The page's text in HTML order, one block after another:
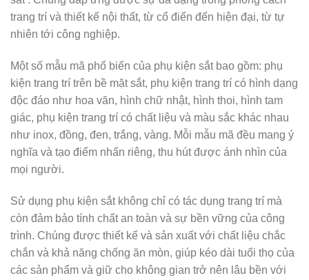
trang trí và thiết kế nội thất, từ cổ điển đến hiện đại, từ tự
nhiên tới công nghiệp.
Một số mẫu mã phổ biến của phụ kiện sắt bao gồm: phụ
kiện trang trí trên bề mặt sắt, phụ kiện trang trí có hình dạng
độc đáo như hoa văn, hình chữ nhật, hình thoi, hình tam
giác, phụ kiện trang trí có chất liệu và màu sắc khác nhau
như inox, đồng, đen, trắng, vàng. Mỗi mẫu mã đều mang ý
nghĩa và tạo điểm nhấn riêng, thu hút được ánh nhìn của
mọi người.
Sử dụng phụ kiện sắt không chỉ có tác dụng trang trí mà
còn đảm bảo tính chất an toàn và sự bền vững của công
trình. Chúng được thiết kế và sản xuất với chất liệu chắc
chắn và khả năng chống ăn mòn, giúp kéo dài tuổi thọ của
các sản phẩm và giữ cho không gian trở nên lâu bền với